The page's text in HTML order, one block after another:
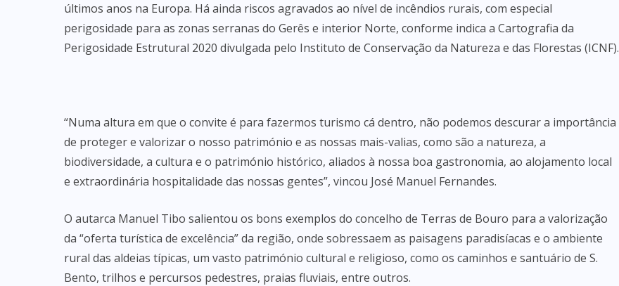
últimos anos na Europa. Há ainda riscos agravados ao nível de incêndios rurais, com especial
perigosidade para as zonas serranas do Gerês e interior Norte, conforme indica a Cartografia da
Perigosidade Estrutural 2020 divulgada pelo Instituto de Conservação da Natureza e das Florestas (ICNF).
“Numa altura em que o convite é para fazermos turismo cá dentro, não podemos descurar a importância
de proteger e valorizar o nosso património e as nossas mais-valias, como são a natureza, a
biodiversidade, a cultura e o património histórico, aliados à nossa boa gastronomia, ao alojamento local
e extraordinária hospitalidade das nossas gentes”, vincou José Manuel Fernandes.
O autarca Manuel Tibo salientou os bons exemplos do concelho de Terras de Bouro para a valorização
da “oferta turística de excelência” da região, onde sobressaem as paisagens paradisíacas e o ambiente
rural das aldeias típicas, um vasto património cultural e religioso, como os caminhos e santuário de S.
Bento, trilhos e percursos pedestres, praias fluviais, entre outros.